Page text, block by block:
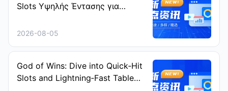
Slots Υψηλής Έντασης για
2026-08-05
God of Wins: Dive into Quick‑Hit
Slots and Lightning‑Fast Table